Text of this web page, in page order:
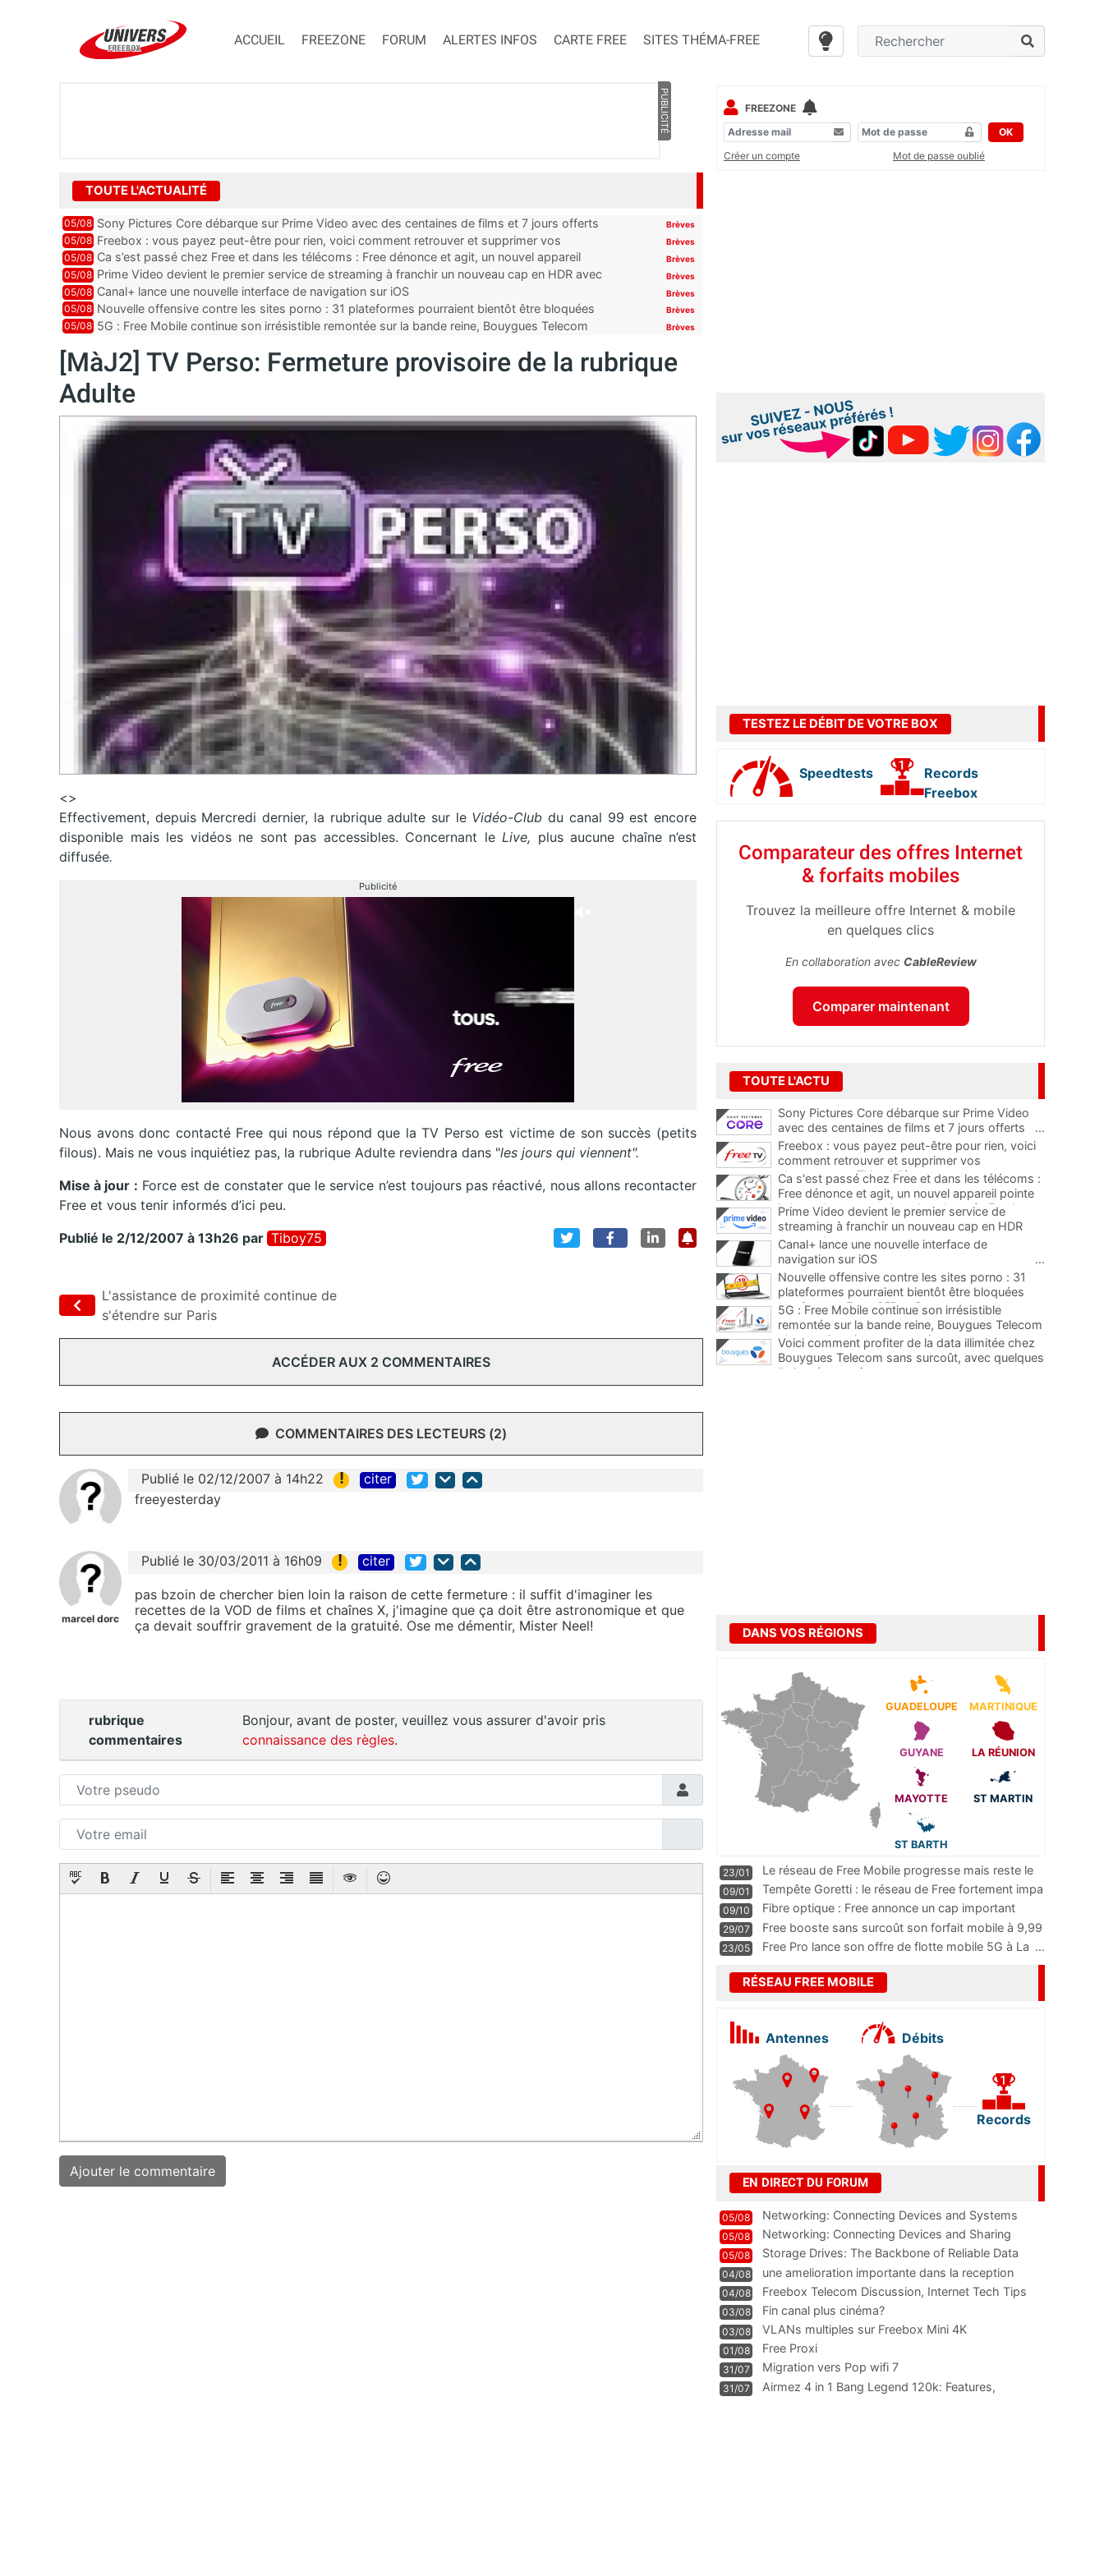
ACCUEIL FREEZONE FORUM ALERTES INFOS CARTE FREE SITES THÉMA-FREE
PUBLICITÉ
TOUTE L'ACTUALITÉ
05/08 Sony Pictures Core débarque sur Prime Video avec des centaines de films et 7 jours offerts Brèves
05/08 Freebox : vous payez peut-être pour rien, voici comment retrouver et supprimer vos
abonnements TV oubliés
Brèves
05/08 Ca s’est passé chez Free et dans les télécoms : Free dénonce et agit, un nouvel appareil
pointe le bout de...
Brèves
05/08 Prime Video devient le premier service de streaming à franchir un nouveau cap en HDR avec
ce lancement
Brèves
05/08 Canal+ lance une nouvelle interface de navigation sur iOS Brèves
05/08 Nouvelle offensive contre les sites porno : 31 plateformes pourraient bientôt être bloquées
par Orange, Free, SF...
Brèves
05/08 5G : Free Mobile continue son irrésistible remontée sur la bande reine, Bouygues Telecom
Brèves
[MàJ2] TV Perso: Fermeture provisoire de la rubrique
Adulte
<>
Effectivement, depuis Mercredi dernier, la rubrique adulte sur le Vidéo-Club du canal 99 est encore
disponible mais les vidéos ne sont pas accessibles. Concernant le Live, plus aucune chaîne n’est
diffusée.
Publicité
Nous avons donc contacté Free qui nous répond que la TV Perso est victime de son succès (petits
filous). Mais ne vous inquiétiez pas, la rubrique Adulte reviendra dans "les jours qui viennent".
Mise à jour : Force est de constater que le service n’est toujours pas réactivé, nous allons recontacter
Free et vous tenir informés d’ici peu.
Publié le 2/12/2007 à 13h26 par Tiboy75
L'assistance de proximité continue de
s'étendre sur Paris
ACCÉDER AUX 2 COMMENTAIRES
COMMENTAIRES DES LECTEURS (2)
Publié le 02/12/2007 à 14h22 !
citer
freeyesterday
marcel dorc
Publié le 30/03/2011 à 16h09 ! citer
pas bzoin de chercher bien loin la raison de cette fermeture : il suffit d'imaginer les
recettes de la VOD de films et chaînes X, j'imagine que ça doit être astronomique et que
ça devait souffrir gravement de la gratuité. Ose me démentir, Mister Neel!
rubrique
commentaires
Bonjour, avant de poster, veuillez vous assurer d'avoir pris
connaissance des règles.
FREEZONE
OK
Créer un compte
Mot de passe oublié
TESTEZ LE DÉBIT DE VOTRE BOX
Speedtests
Records
Freebox
Comparateur des offres Internet
& forfaits mobiles
Trouvez la meilleure offre Internet & mobile
en quelques clics
En collaboration avec CableReview
Comparer maintenant
TOUTE L'ACTU
Sony Pictures Core débarque sur Prime Video
avec des centaines de films et 7 jours offerts
...
Freebox : vous payez peut-être pour rien, voici
comment retrouver et supprimer vos
abonnements TV oubliés
...
Ca s'est passé chez Free et dans les télécoms :
Free dénonce et agit, un nouvel appareil pointe
le bout de son nez chez des abonnés Freebox...
Prime Video devient le premier service de
streaming à franchir un nouveau cap en HDR
avec ce lancement
Canal+ lance une nouvelle interface de
navigation sur iOS
...
Nouvelle offensive contre les sites porno : 31
plateformes pourraient bientôt être bloquées
par Orange, Free, SFR et Bouygues
5G : Free Mobile continue son irrésistible
remontée sur la bande reine, Bouygues Telecom
plus que jamais sous pression
Voici comment profiter de la data illimitée chez
Bouygues Telecom sans surcoût, avec quelques
limites à connaître
DANS VOS RÉGIONS
GUADELOUPE MARTINIQUE
GUYANE LA RÉUNION
MAYOTTE ST MARTIN
ST BARTH
23/01
Le réseau de Free Mobile progresse mais reste le
m
...
09/01
Tempête Goretti : le réseau de Free fortement impa
09/10
Fibre optique : Free annonce un cap important
pass
...
29/07
Free booste sans surcoût son forfait mobile à 9,99
23/05 Free Pro lance son offre de flotte mobile 5G à La ...
RÉSEAU FREE MOBILE
Antennes Débits
Records
EN DIRECT DU FORUM
05/08 Networking: Connecting Devices and Systems
05/08
Networking: Connecting Devices and Sharing
Information
05/08
Storage Drives: The Backbone of Reliable Data
Management
04/08
une amelioration importante dans la reception
WIFI
04/08
Freebox Telecom Discussion, Internet Tech Tips
Communi
03/08 Fin canal plus cinéma?
03/08 VLANs multiples sur Freebox Mini 4K
01/08 Free Proxi
31/07 Migration vers Pop wifi 7
31/07
Airmez 4 in 1 Bang Legend 120k: Features,